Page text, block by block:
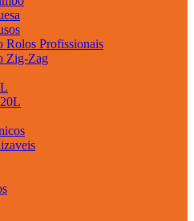
Rolos Profissionais
Zig-Zag